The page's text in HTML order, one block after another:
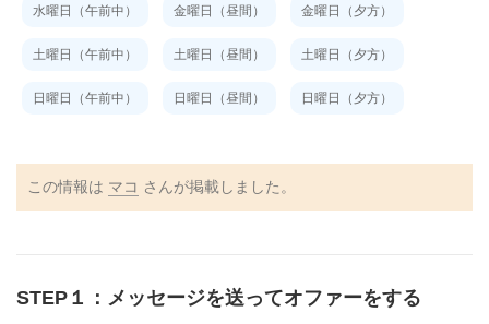
水曜日（午前中） 金曜日（昼間） 金曜日（夕方）
土曜日（午前中） 土曜日（昼間） 土曜日（夕方）
日曜日（午前中） 日曜日（昼間） 日曜日（夕方）
この情報は マコ さんが掲載しました。
STEP１：メッセージを送ってオファーをする